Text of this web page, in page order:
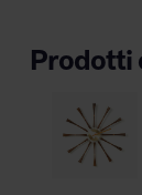
Prodotti